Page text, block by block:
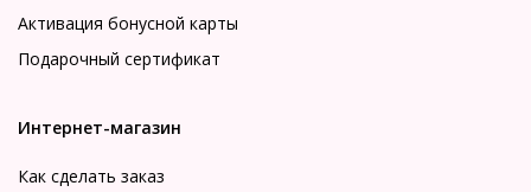
Активация бонусной карты
Подарочный сертификат
Интернет-магазин
Как сделать заказ